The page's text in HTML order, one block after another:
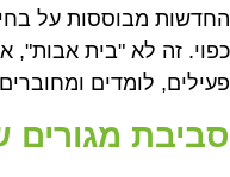
החדשות מבוססות על
כפוי. זה לא "בית אבות",
פעילים, לומדים
סביבת מגורים